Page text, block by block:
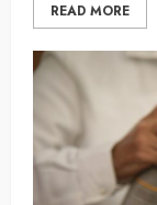
READ MORE